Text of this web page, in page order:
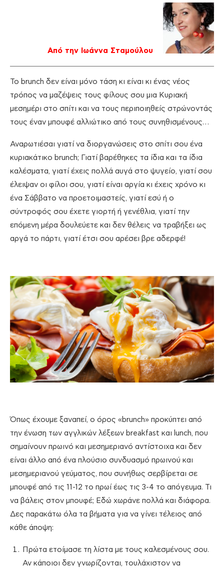
Από την Ιωάννα Σταμούλου
Το brunch δεν είναι μόνο τάση κι είναι κι ένας νέος
τρόπος να μαζέψεις τους φίλους σου μια Κυριακή
μεσημέρι στο σπίτι και να τους περιποιηθείς στρώνοντάς
τους έναν μπουφέ αλλιώτικο από τους συνηθισμένους…
Αναρωτιέσαι γιατί να διοργανώσεις στο σπίτι σου ένα
κυριακάτικο brunch; Γιατί βαρέθηκες τα ίδια και τα ίδια
καλέσματα, γιατί έχεις πολλά αυγά στο ψυγείο, γιατί σου
έλειψαν οι φίλοι σου, γιατί είναι αργία κι έχεις χρόνο κι
ένα Σάββατο να προετοιμαστείς, γιατί εσύ ή ο
σύντροφός σου έχετε γιορτή ή γενέθλια, γιατί την
επόμενη μέρα δουλεύετε και δεν θέλεις να τραβήξει ως
αργά το πάρτι, γιατί έτσι σου αρέσει βρε αδερφέ!
Όπως έχουμε ξαναπεί, ο όρος «brunch» προκύπτει από
την ένωση των αγγλικών λέξεων breakfast και lunch, που
σημαίνουν πρωινό και μεσημεριανό αντίστοιχα και δεν
είναι άλλο από ένα πλούσιο συνδυασμό πρωινού και
μεσημεριανού γεύματος, που συνήθως σερβίρεται σε
μπουφέ από τις 11-12 το πρωί έως τις 3-4 το απόγευμα. Τι
να βάλεις στον μπουφέ; Εδώ χωράνε πολλά και διάφορα.
Δες παρακάτω όλα τα βήματα για να γίνει τέλειος από
κάθε άποψη:
Πρώτα ετοίμασε τη λίστα με τους καλεσμένους σου.
Αν κάποιοι δεν γνωρίζονται, τουλάχιστον να